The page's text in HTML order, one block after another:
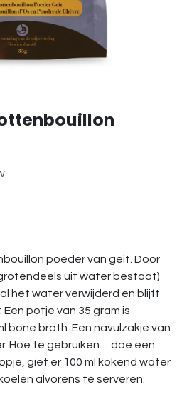
poeder van geit. Door
uit water bestaat)
het water verwijderd en blijft
potje van 35 gram is
bone broth. Een navulzakje van
Hoe te gebruiken: doe een
giet er 100 ml kokend water
alvorens te serveren.